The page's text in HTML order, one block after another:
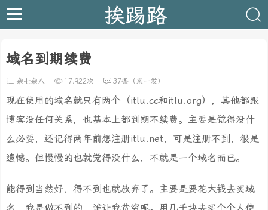
挨踢路
域名到期续费
杂七杂八 17,922次 37条（来一发）
现在使用的域名就只有两个（itlu.cc和itlu.org），其他都跟
博客没任何关系，也基本上都到期不续费。主要是觉得没什
么必要，还记得两年前想注册itlu.net，可是注册不到，很是
遗憾。但慢慢的也就觉得没什么，不就是一个域名而已。
能得到当然好，得不到也就放弃了。主要是要花大钱去买域